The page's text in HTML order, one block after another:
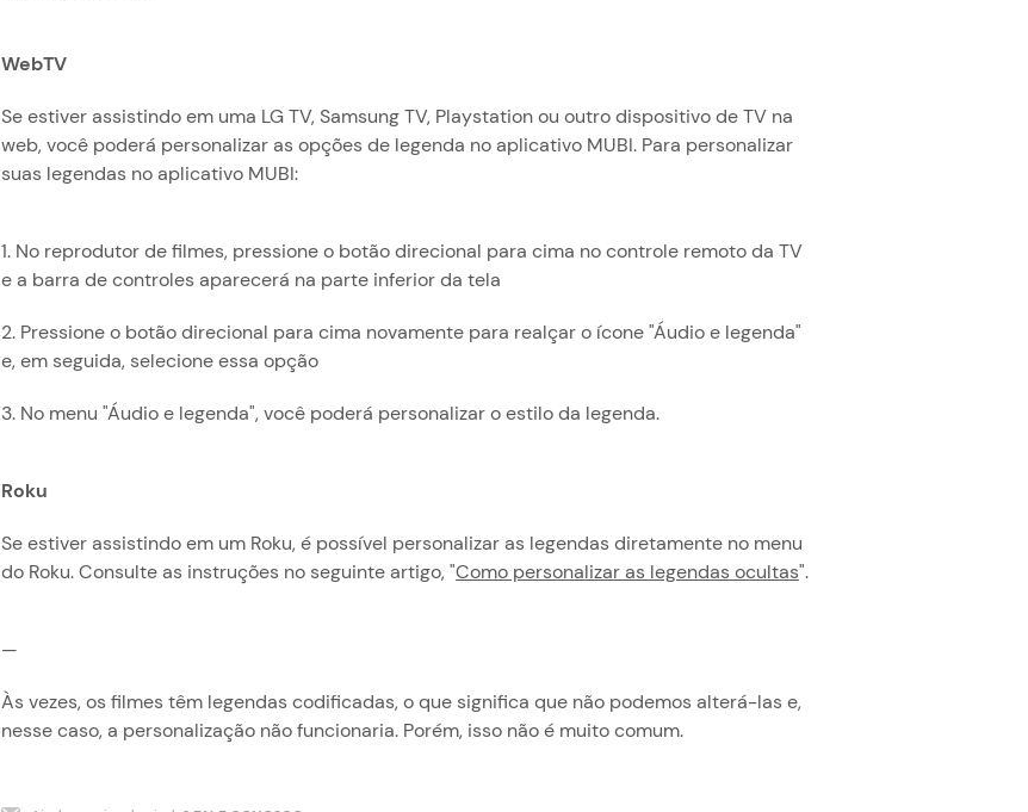
WebTV
Se estiver assistindo em uma LG TV, Samsung TV, Playstation ou outro dispositivo de TV na
web, você poderá personalizar as opções de legenda no aplicativo MUBI. Para personalizar
suas legendas no aplicativo MUBI:
1. No reprodutor de filmes, pressione o botão direcional para cima no controle remoto da TV
e a barra de controles aparecerá na parte inferior da tela
2. Pressione o botão direcional para cima novamente para realçar o ícone "Áudio e legenda"
e, em seguida, selecione essa opção
3. No menu "Áudio e legenda", você poderá personalizar o estilo da legenda.
Roku
Se estiver assistindo em um Roku, é possível personalizar as legendas diretamente no menu
do Roku. Consulte as instruções no seguinte artigo, "Como personalizar as legendas ocultas".
—
Às vezes, os filmes têm legendas codificadas, o que significa que não podemos alterá-las e,
nesse caso, a personalização não funcionaria. Porém, isso não é muito comum.